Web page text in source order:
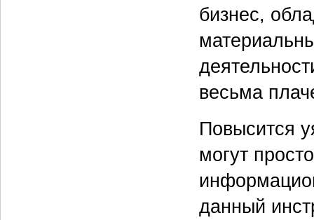
бизнес,
весьма
Повысится
могут
данный